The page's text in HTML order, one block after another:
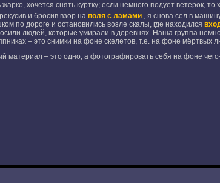
хочется снять куртку; если немного подует ветерок,
и бросив взор на поля с ламами, я снова сел в
по дороге и остановились возле скалы, где находился
людей, которые умирали в деревнях. Наша группа
– это снимки на фоне скелетов, т.е. на фоне мёртвых
материал – это одно, а фотографировать себя на фоне